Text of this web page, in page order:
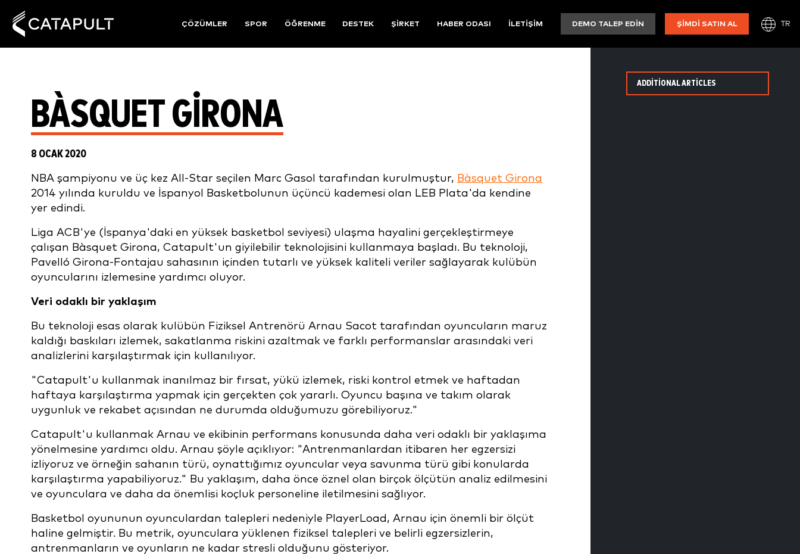
ÇÖZÜMLER SPOR ÖĞRENME DESTEK ŞIRKET HABER ODASI İLETIŞIM DEMO TALEP EDIN ŞIMDI SATIN AL TR
BÀSQUET GIRONA
8 OCAK 2020
NBA şampiyonu ve üç kez All-Star seçilen Marc Gasol tarafından kurulmuştur, Bàsquet Girona
2014 yılında kuruldu ve İspanyol Basketbolunun üçüncü kademesi olan LEB Plata'da kendine
yer edindi.
Liga ACB'ye (İspanya'daki en yüksek basketbol seviyesi) ulaşma hayalini gerçekleştirmeye
çalışan Bàsquet Girona, Catapult'un giyilebilir teknolojisini kullanmaya başladı. Bu teknoloji,
Pavelló Girona-Fontajau sahasının içinden tutarlı ve yüksek kaliteli veriler sağlayarak kulübün
oyuncularını izlemesine yardımcı oluyor.
Veri odaklı bir yaklaşım
Bu teknoloji esas olarak kulübün Fiziksel Antrenörü Arnau Sacot tarafından oyuncuların maruz
kaldığı baskıları izlemek, sakatlanma riskini azaltmak ve farklı performanslar arasındaki veri
analizlerini karşılaştırmak için kullanılıyor.
"Catapult'u kullanmak inanılmaz bir fırsat, yükü izlemek, riski kontrol etmek ve haftadan
haftaya karşılaştırma yapmak için gerçekten çok yararlı. Oyuncu başına ve takım olarak
uygunluk ve rekabet açısından ne durumda olduğumuzu görebiliyoruz."
Catapult'u kullanmak Arnau ve ekibinin performans konusunda daha veri odaklı bir yaklaşıma
yönelmesine yardımcı oldu. Arnau şöyle açıklıyor: "Antrenmanlardan itibaren her egzersizi
izliyoruz ve örneğin sahanın türü, oynattığımız oyuncular veya savunma türü gibi konularda
karşılaştırma yapabiliyoruz." Bu yaklaşım, daha önce öznel olan birçok ölçütün analiz edilmesini
ve oyunculara ve daha da önemlisi koçluk personeline iletilmesini sağlıyor.
Basketbol oyununun oyunculardan talepleri nedeniyle PlayerLoad, Arnau için önemli bir ölçüt
haline gelmiştir. Bu metrik, oyunculara yüklenen fiziksel talepleri ve belirli egzersizlerin,
antrenmanların ve oyunların ne kadar stresli olduğunu gösteriyor.
ADDITIONAL ARTICLES